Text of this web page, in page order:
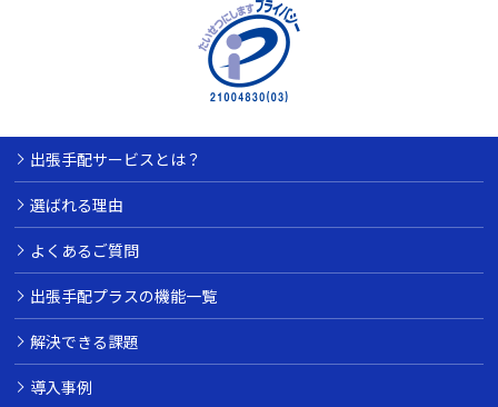
出張手配サービスとは？
選ばれる理由
よくあるご質問
出張手配プラスの機能一覧
解決できる課題
導入事例